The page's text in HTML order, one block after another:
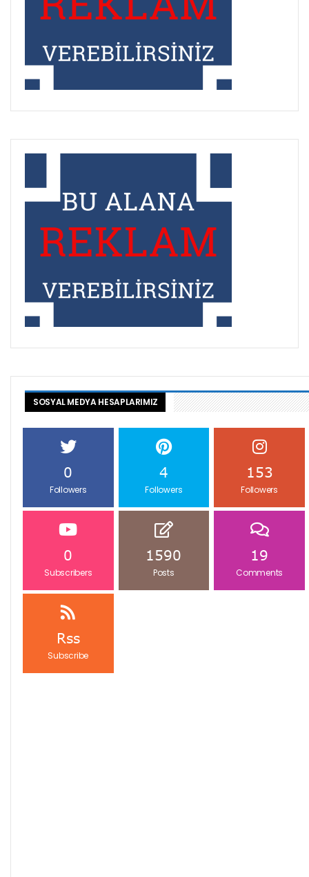
SOSYAL MEDYA HESAPLARIMIZ
0
Followers
4
Followers
153
Followers
0
Subscribers
1590
Posts
19
Comments
Rss
Subscribe